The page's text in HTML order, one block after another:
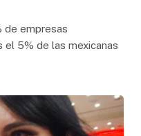
de empresas
el 5% de las mexicanas